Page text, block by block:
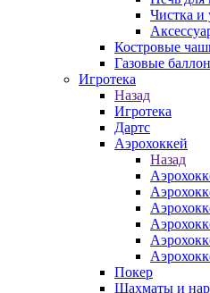
Чистка и
Костровые
Газовые
Игротека
Назад
Игротека
Дартс
Аэрохоккей
Назад
Покер
Шахматы и